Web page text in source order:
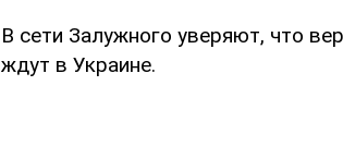
В сети Залужного уверяют, что
ждут в Украине.